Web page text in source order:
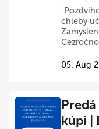
chleby
05. Aug
kúpi |